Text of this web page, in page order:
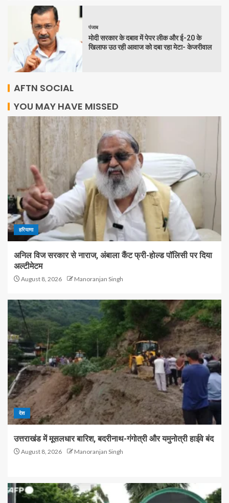
पंजाब
मोदी सरकार के दबाव में पेपर लीक और ई-20 के
खिलाफ उठ रही आवाज को दबा रहा मेटा- केजरीवाल
AFTN SOCIAL
YOU MAY HAVE MISSED
हरियाणा
अनिल विज सरकार से नाराज, अंबाला कैंट फ्री-होल्ड पॉलिसी पर दिया
अल्टीमेटम
August 8, 2026 Manoranjan Singh
देश
उत्तराखंड में मूसलधार बारिश, बदरीनाथ-गंगोत्री और यमुनोत्री हाईवे बंद
August 8, 2026 Manoranjan Singh